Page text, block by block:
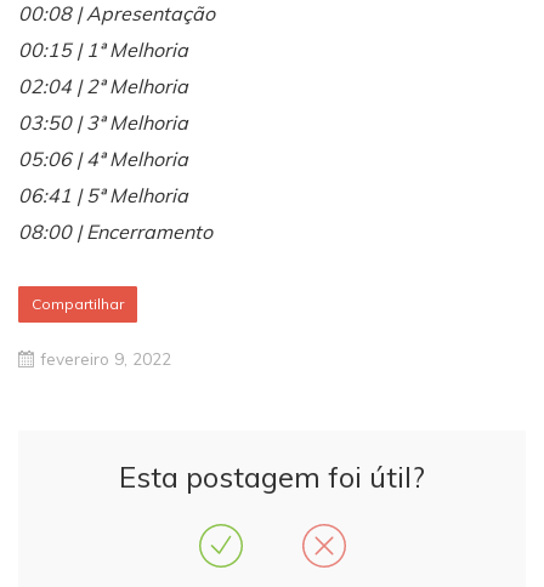
00:08 | Apresentação
00:15 | 1ª Melhoria
02:04 | 2ª Melhoria
03:50 | 3ª Melhoria
05:06 | 4ª Melhoria
06:41 | 5ª Melhoria
08:00 | Encerramento
Compartilhar
fevereiro 9, 2022
Esta postagem foi útil?